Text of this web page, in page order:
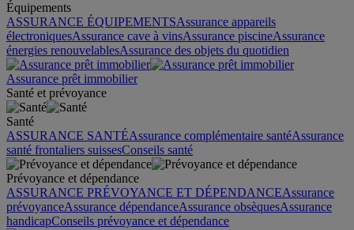
Équipements
ASSURANCE ÉQUIPEMENTSAssurance appareils
électroniquesAssurance cave à vinsAssurance piscineAssurance
énergies renouvelablesAssurance des objets du quotidien
Assurance prêt immobilier
Santé et prévoyance
Santé
ASSURANCE SANTÉAssurance complémentaire santéAssurance
santé frontaliers suissesConseils santé
Prévoyance et dépendance
ASSURANCE PRÉVOYANCE ET DÉPENDANCEAssurance
prévoyanceAssurance dépendanceAssurance obsèquesAssurance
handicapConseils prévoyance et dépendance